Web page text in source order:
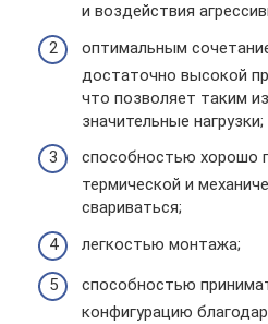
и воздействия
оптимальным
достаточно высокой
что позволяет таким
значительные нагрузки;
способностью хорошо
термической и
свариваться;
легкостью монтажа;
способностью
конфигурацию